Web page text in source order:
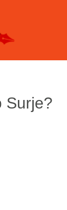
Surje?